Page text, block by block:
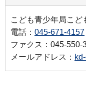
こども青少年局こど
電話： 045-671-4157
ファクス：045-550-
メールアドレス：